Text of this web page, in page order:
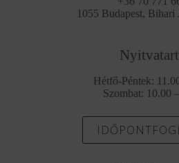
1055 Budapest, Bihari
Hétfő-Péntek:
Szombat: 10.00